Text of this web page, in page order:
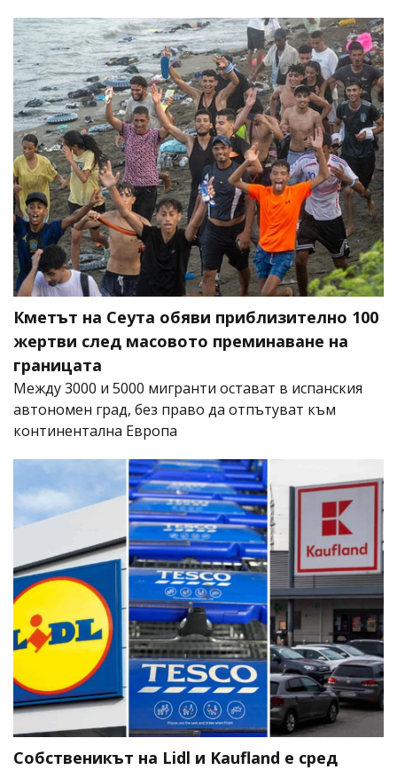
Кметът на Сеута обяви приблизително 100
жертви след масовото преминаване на
границата
Между 3000 и 5000 мигранти остават в испанския
автономен град, без право да отпътуват към
континентална Европа
Собственикът на Lidl и Kaufland е сред